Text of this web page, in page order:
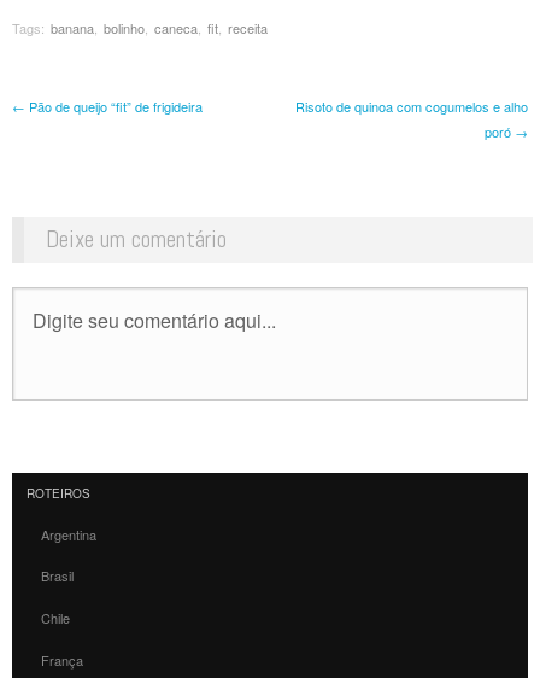
Tags: banana bolinho caneca fit receita
Navegação de Posts
← Pão de queijo “fit” de frigideira
Risoto de quinoa com cogumelos e alho
poró →
Deixe um comentário
ROTEIROS
Argentina
Brasil
Chile
França